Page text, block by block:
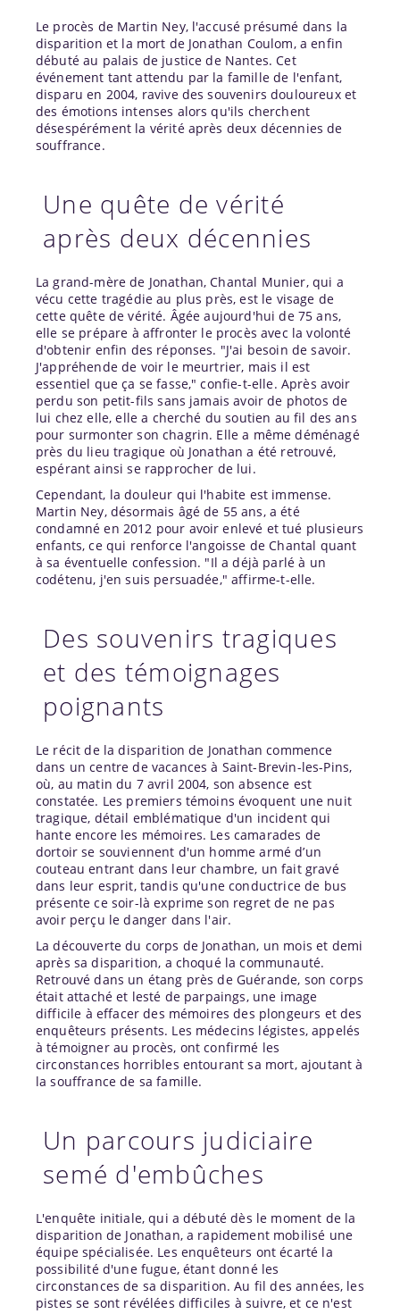
Le procès de Martin Ney, l'accusé présumé dans la
disparition et la mort de Jonathan Coulom, a enfin
débuté au palais de justice de Nantes. Cet
événement tant attendu par la famille de l'enfant,
disparu en 2004, ravive des souvenirs douloureux et
des émotions intenses alors qu'ils cherchent
désespérément la vérité après deux décennies de
souffrance.
Une quête de vérité
après deux décennies
La grand-mère de Jonathan, Chantal Munier, qui a
vécu cette tragédie au plus près, est le visage de
cette quête de vérité. Âgée aujourd'hui de 75 ans,
elle se prépare à affronter le procès avec la volonté
d'obtenir enfin des réponses. "J'ai besoin de savoir.
J'appréhende de voir le meurtrier, mais il est
essentiel que ça se fasse," confie-t-elle. Après avoir
perdu son petit-fils sans jamais avoir de photos de
lui chez elle, elle a cherché du soutien au fil des ans
pour surmonter son chagrin. Elle a même déménagé
près du lieu tragique où Jonathan a été retrouvé,
espérant ainsi se rapprocher de lui.
Cependant, la douleur qui l'habite est immense.
Martin Ney, désormais âgé de 55 ans, a été
condamné en 2012 pour avoir enlevé et tué plusieurs
enfants, ce qui renforce l'angoisse de Chantal quant
à sa éventuelle confession. "Il a déjà parlé à un
codétenu, j'en suis persuadée," affirme-t-elle.
Des souvenirs tragiques
et des témoignages
poignants
Le récit de la disparition de Jonathan commence
dans un centre de vacances à Saint-Brevin-les-Pins,
où, au matin du 7 avril 2004, son absence est
constatée. Les premiers témoins évoquent une nuit
tragique, détail emblématique d'un incident qui
hante encore les mémoires. Les camarades de
dortoir se souviennent d'un homme armé d’un
couteau entrant dans leur chambre, un fait gravé
dans leur esprit, tandis qu'une conductrice de bus
présente ce soir-là exprime son regret de ne pas
avoir perçu le danger dans l'air.
La découverte du corps de Jonathan, un mois et demi
après sa disparition, a choqué la communauté.
Retrouvé dans un étang près de Guérande, son corps
était attaché et lesté de parpaings, une image
difficile à effacer des mémoires des plongeurs et des
enquêteurs présents. Les médecins légistes, appelés
à témoigner au procès, ont confirmé les
circonstances horribles entourant sa mort, ajoutant à
la souffrance de sa famille.
Un parcours judiciaire
semé d'embûches
L'enquête initiale, qui a débuté dès le moment de la
disparition de Jonathan, a rapidement mobilisé une
équipe spécialisée. Les enquêteurs ont écarté la
possibilité d'une fugue, étant donné les
circonstances de sa disparition. Au fil des années, les
pistes se sont révélées difficiles à suivre, et ce n'est